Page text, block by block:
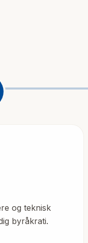
og teknisk
byråkrati.